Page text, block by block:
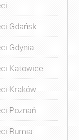
Gdańsk
Gdynia
Katowice
Kraków
Poznań
Rumia